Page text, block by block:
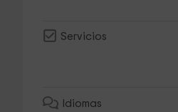
Servicios
Idiomas